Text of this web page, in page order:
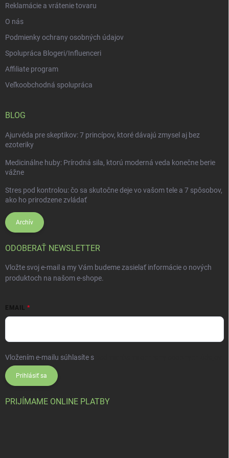
Reklamácie a vrátenie tovaru
O nás
Podmienky ochrany osobných údajov
Spolupráca Blogeri/Influenceri
Affiliate program
Veľkoobchodná spolupráca
BLOG
Ajurvéda pre skeptikov: 7 princípov, ktoré dávajú zmysel aj bez
ezoteriky
Medicinálne huby: Prírodná sila, ktorú moderná veda konečne berie
vážne
Stres pod kontrolou: čo sa skutočne deje vo vašom tele a 7 spôsobov,
ako ho prirodzene zvládať
Archív
ODOBERAŤ NEWSLETTER
Vložte svoj e-mail a my Vám budeme zasielať informácie o nových
produktoch na našom e-shope.
EMAIL
Vložením e-mailu súhlasíte s
Prihlásiť sa
PRIJÍMAME ONLINE PLATBY